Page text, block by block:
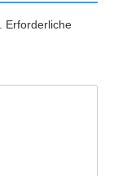
Erforderliche